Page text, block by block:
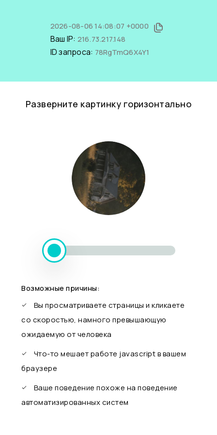
2026-08-06 14:08:07 +0000
Ваш IP: 216.73.217.148
ID запроса: 78RgTmQ6X4Y1
Разверните картинку горизонтально
Возможные причины:
Вы просматриваете страницы и кликаете
со скоростью, намного превышающую
ожидаемую от человека
Что-то мешает работе javascript в вашем
браузере
Ваше поведение похоже на поведение
автоматизированных систем